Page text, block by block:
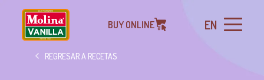
BUY ONLINE EN
REGRESAR A RECETAS